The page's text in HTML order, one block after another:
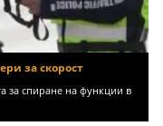
за скорост
за спиране на функции в